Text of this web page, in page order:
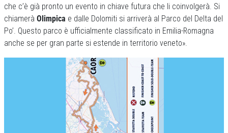
che c’è già pronto un evento in chiave futura che li coinvolgerà. Si
chiamerà Olimpica e dalle Dolomiti si arriverà al Parco del Delta del
Po’. Questo parco è ufficialmente classificato in Emilia-Romagna
anche se per gran parte si estende in territorio veneto».